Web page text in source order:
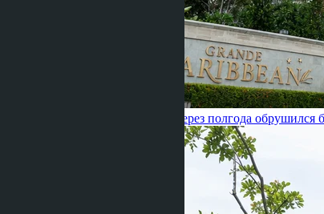
Caribbean Pattaya за 5.4 млн — через полгода обрушился